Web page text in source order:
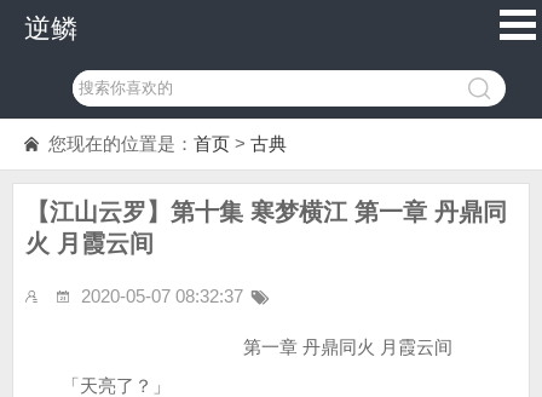
逆鳞
您现在的位置是： 首页 > 古典
【江山云罗】第十集 寒梦横江 第一章 丹鼎同
火 月霞云间
2020-05-07 08:32:37
第一章 丹鼎同火 月霞云间
「天亮了？」